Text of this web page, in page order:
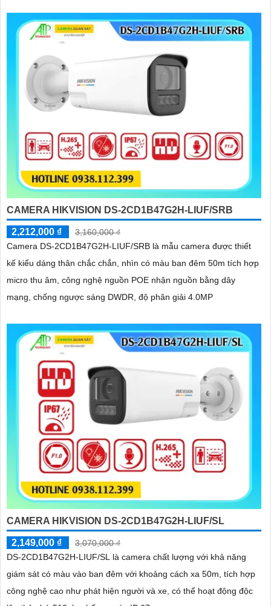
CAMERA HIKVISION DS-2CD1B47G2H-LIUF/SRB
2,212,000 ₫
3,160,000 ₫
Camera DS-2CD1B47G2H-LIUF/SRB là mẫu camera được thiết
kế kiểu dáng thân chắc chắn, nhìn có màu ban đêm 50m tích hợp
micro thu âm, công nghệ nguồn POE nhận nguồn bằng dây
mạng, chống ngược sáng DWDR, độ phân giải 4.0MP
CAMERA HIKVISION DS-2CD1B47G2H-LIUF/SL
2,149,000 ₫
3,070,000 ₫
DS-2CD1B47G2H-LIUF/SL là camera chất lượng với khả năng
giám sát có màu vào ban đêm với khoảng cách xa 50m, tích hợp
công nghệ cao như phát hiện người và xe, có thể hoạt động độc